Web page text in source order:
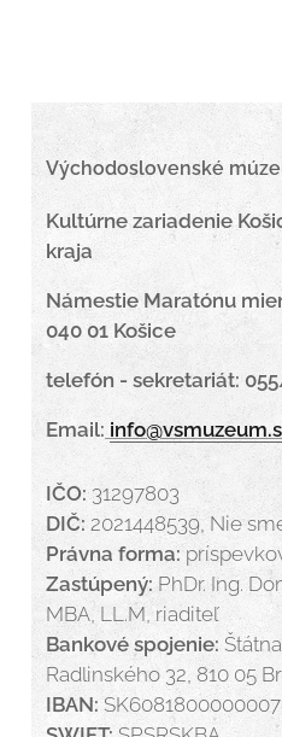
Východoslovenské
Kultúrne zariadenie
kraja
Námestie Maratónu
040 01 Košice
telefón - sekretariát:
Email:
IČO:31297803
DIČ: 2021448539, Nie
Právna forma:
Zastúpený: PhDr. Ing.
MBA, LL.M, riaditeľ
Bankové spojenie:
Radlinského 32, 810 05
IBAN: